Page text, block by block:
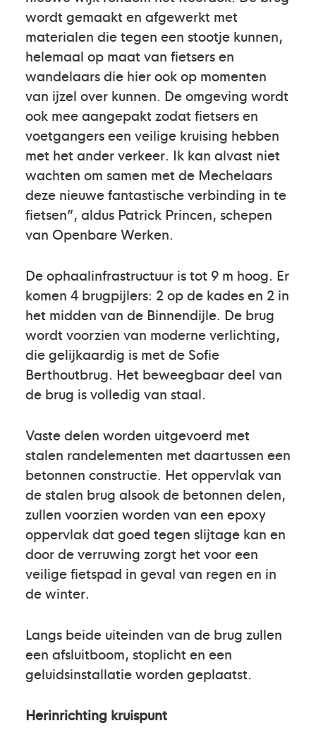
wordt gemaakt en afgewerkt met
materialen die tegen een stootje kunnen,
helemaal op maat van fietsers en
wandelaars die hier ook op momenten
van ijzel over kunnen. De omgeving wordt
ook mee aangepakt zodat fietsers en
voetgangers een veilige kruising hebben
met het ander verkeer. Ik kan alvast niet
wachten om samen met de Mechelaars
deze nieuwe fantastische verbinding in te
fietsen”, aldus Patrick Princen, schepen
van Openbare Werken.
De ophaalinfrastructuur is tot 9 m hoog. Er
komen 4 brugpijlers: 2 op de kades en 2 in
het midden van de Binnendijle. De brug
wordt voorzien van moderne verlichting,
die gelijkaardig is met de Sofie
Berthoutbrug. Het beweegbaar deel van
de brug is volledig van staal.
Vaste delen worden uitgevoerd met
stalen randelementen met daartussen een
betonnen constructie. Het oppervlak van
de stalen brug alsook de betonnen delen,
zullen voorzien worden van een epoxy
oppervlak dat goed tegen slijtage kan en
door de verruwing zorgt het voor een
veilige fietspad in geval van regen en in
de winter.
Langs beide uiteinden van de brug zullen
een afsluitboom, stoplicht en een
geluidsinstallatie worden geplaatst.
Herinrichting kruispunt